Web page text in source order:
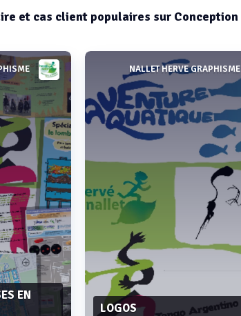
et cas client populaires sur Conception
EN
NALLET HERVE GRAPHISME
LOGOS